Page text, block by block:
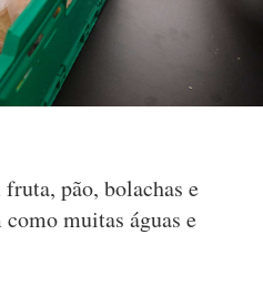
fruta, pão, bolachas e
muitas águas e